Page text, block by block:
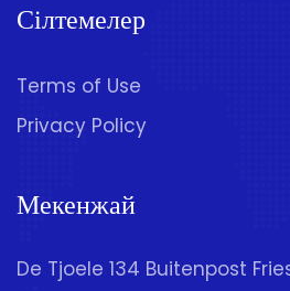
Сілтемелер
Terms of Use
Privacy Policy
Мекенжай
De Tjoele 134 Buitenpost